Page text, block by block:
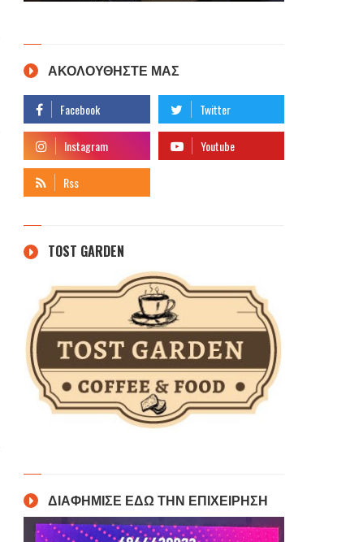
ΑΚΟΛΟΥΘΗΣΤΕ ΜΑΣ
TOST GARDEN
ΔΙΑΦΗΜΙΣΕ ΕΔΩ ΤΗΝ ΕΠΙΧΕΙΡΗΣΗ